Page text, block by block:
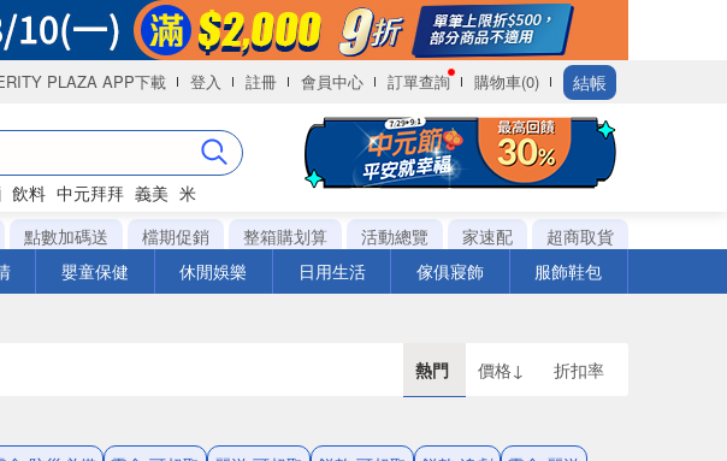
PLAZA APP下載 登入 註冊 會員中心 訂單查詢 購物車(0) 結帳
飲料 中元拜拜 義美 米
點數加碼送 檔期促銷 整箱購划算 活動總覽 家速配
超商取貨
嬰童保健 休閒娛樂 日用生活 傢俱寢飾 服飾鞋包
熱門 價格↓ 折扣率